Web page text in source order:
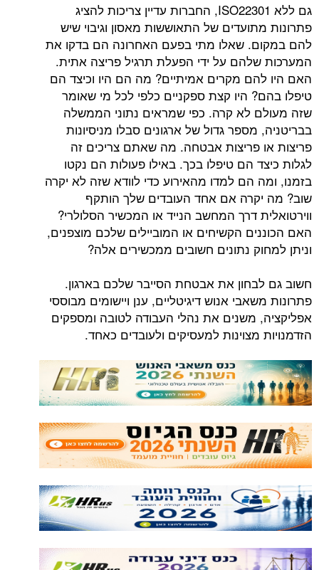
גם ללא ISO22301, החברות עדיין צריכות להציג
של התאוששות מאסון וגיבוי שיש
שאלו מתי בפעם האחרונה הם בדקו את
על ידי הפעלת תרגיל פריצה אתית.
מקרים אמיתיים? מה הם היו וכיצד הם
היו קצת ספקניים כלפי לכל מי שאומר
לא קרה. כפי שמראים נתוני הממשלה
גדול של ארגונים סבלו מניסיונות
פריצות אבטחה. מה שאתם צריכים זה
הם טיפלו בכך. באילו פעולות הם נקטו
הם למדו מהאירוע כדי לוודא שזה לא יקרה
אם אחד העובדים שלך הותקף
דרך המחשב הנייד או המכשיר הסלולרי?
הקשיחים או המוביילים שלכם מוצפנים,
נתונים חשובים ממכשירים אלה?
את אבטחת הסייבר שלכם בארגון.
אנוש דיגיטליים, ענן ויישומים מבוססי
משנים את נהלי העבודה לטובה ומספקים
מצוינות למעסיקים ולעובדים כאחד.